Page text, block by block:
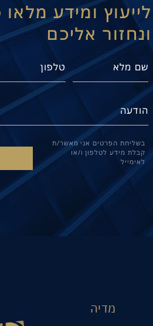
לייעוץ ומידע
ונחזור אליכם
בשליחת הפרטים אני מאשר/ת
קבלת מידע לטלפון ו/או
לאימייל
מדיה